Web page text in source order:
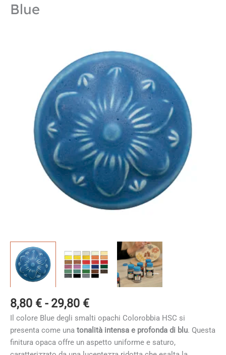
Blue
8,80 € - 29,80 €Fascia
di
prezzo:
da
8,80 €
Il colore Blue degli smalti opachi Colorobbia HSC si
presenta come una tonalità intensa e profonda di blu. Questa
finitura opaca offre un aspetto uniforme e saturo,